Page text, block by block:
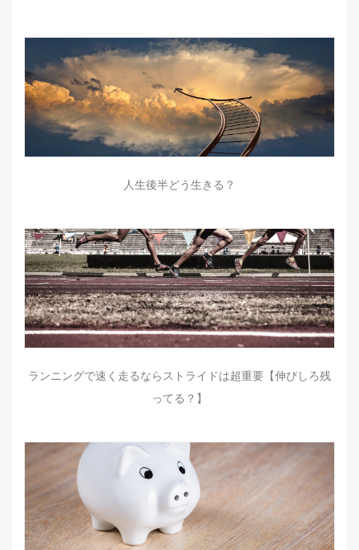
人生後半どう生きる？
ランニングで速く走るならストライドは超重要【伸びしろ残
ってる？】